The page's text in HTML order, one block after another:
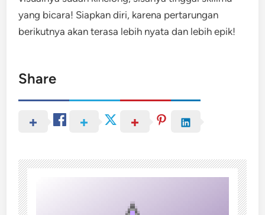
yang bicara! Siapkan diri, karena pertarungan
berikutnya akan terasa lebih nyata dan lebih epik!
Share